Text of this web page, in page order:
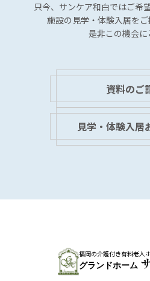
只今、サンケア和白ではご希
施設の見学・体験入居を
是非この機会に
資料のご
見学・体験入居
福岡の介護付き有料老人
グランドホーム